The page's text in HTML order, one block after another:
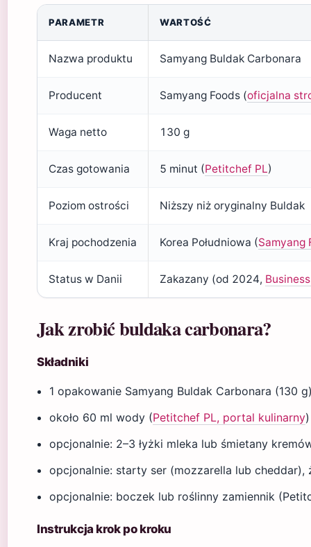
PARAMETR WARTOŚĆ
Nazwa produktu Samyang Buldak Carbonara
Producent Samyang Foods (oficjalna
Waga netto 130 g
Czas gotowania 5 minut (Petitchef PL)
Poziom ostrości Niższy niż oryginalny Buldak
Kraj pochodzenia Korea Południowa (Samyang
Status w Danii Zakazany (od 2024,
Jak zrobić buldaka carbonara?
Składniki
1 opakowanie Samyang Buldak Carbonara (130
około 60 ml wody (Petitchef PL, portal kulinarny)
opcjonalnie: 2–3 łyżki mleka lub śmietany
opcjonalnie: starty ser (mozzarella lub
opcjonalnie: boczek lub roślinny zamiennik
Instrukcja krok po kroku